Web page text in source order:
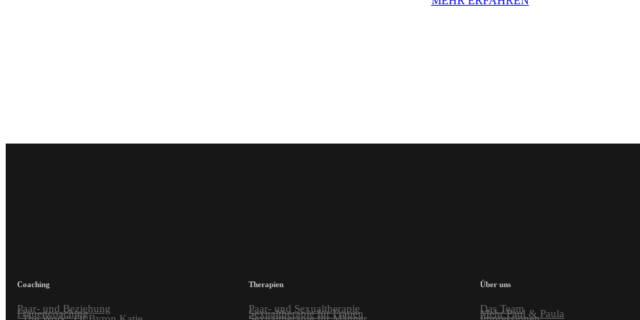
Coaching
Paar- und Beziehung
Frauencoaching
Therapien
Paar- und Sexualtherapie
Sexualtherapie für Frauen
Über uns
Das Team
Mehr Paul & Paula